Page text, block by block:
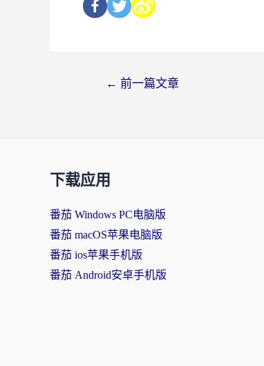
← 前一篇文章
下载应用
番茄 Windows PC电脑版
番茄 macOS苹果电脑版
番茄 ios苹果手机版
番茄 Android安卓手机版